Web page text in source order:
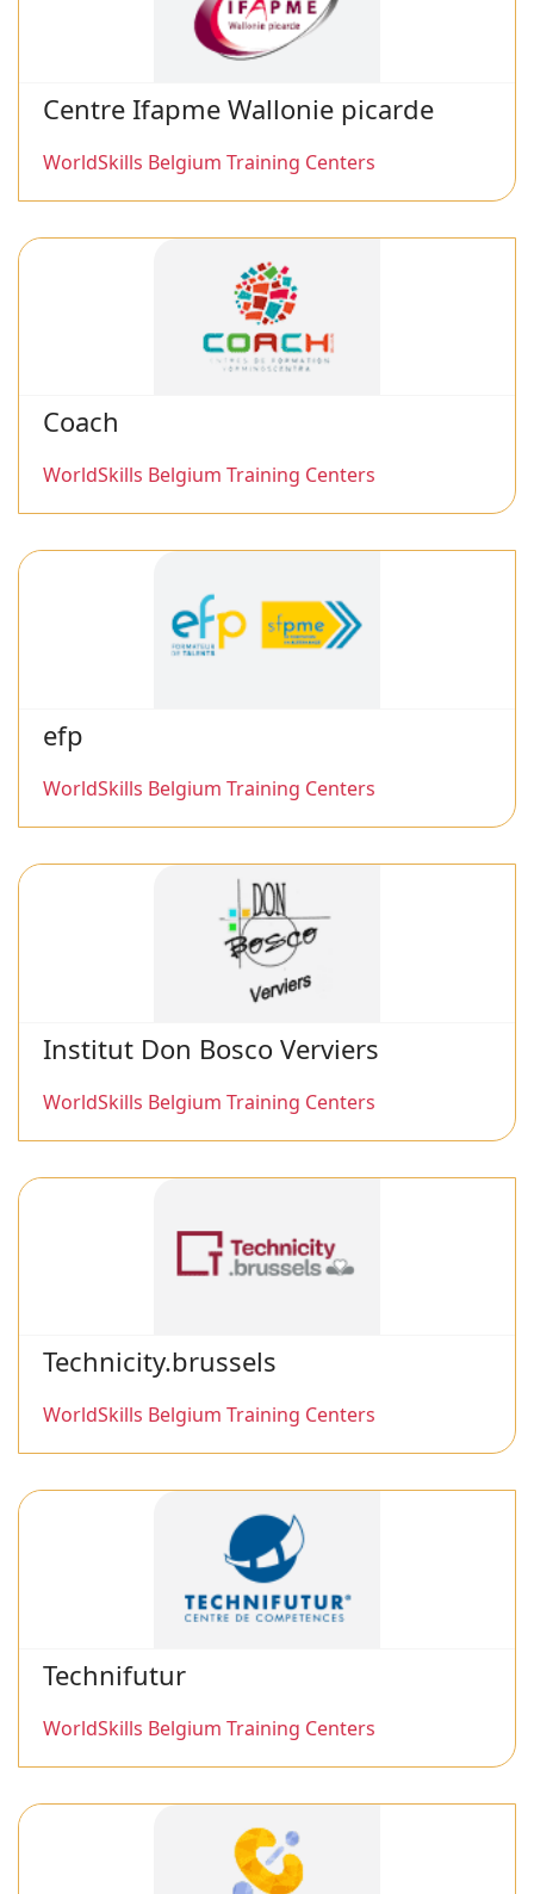
Centre Ifapme Wallonie picarde
WorldSkills Belgium Training Centers
Coach
WorldSkills Belgium Training Centers
efp
WorldSkills Belgium Training Centers
Institut Don Bosco Verviers
WorldSkills Belgium Training Centers
Technicity.brussels
WorldSkills Belgium Training Centers
Technifutur
WorldSkills Belgium Training Centers